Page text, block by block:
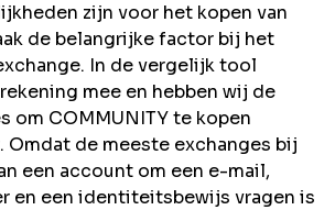
zijn voor het kopen van
de belangrijke factor bij het
In de vergelijk tool
mee en hebben wij de
om COMMUNITYte kopen
Omdat de meeste exchanges bij
een account om een e-mail,
en een identiteitsbewijs vragen is